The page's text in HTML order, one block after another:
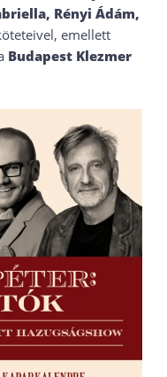
Rényi Ádám,
emellett
Budapest Klezmer